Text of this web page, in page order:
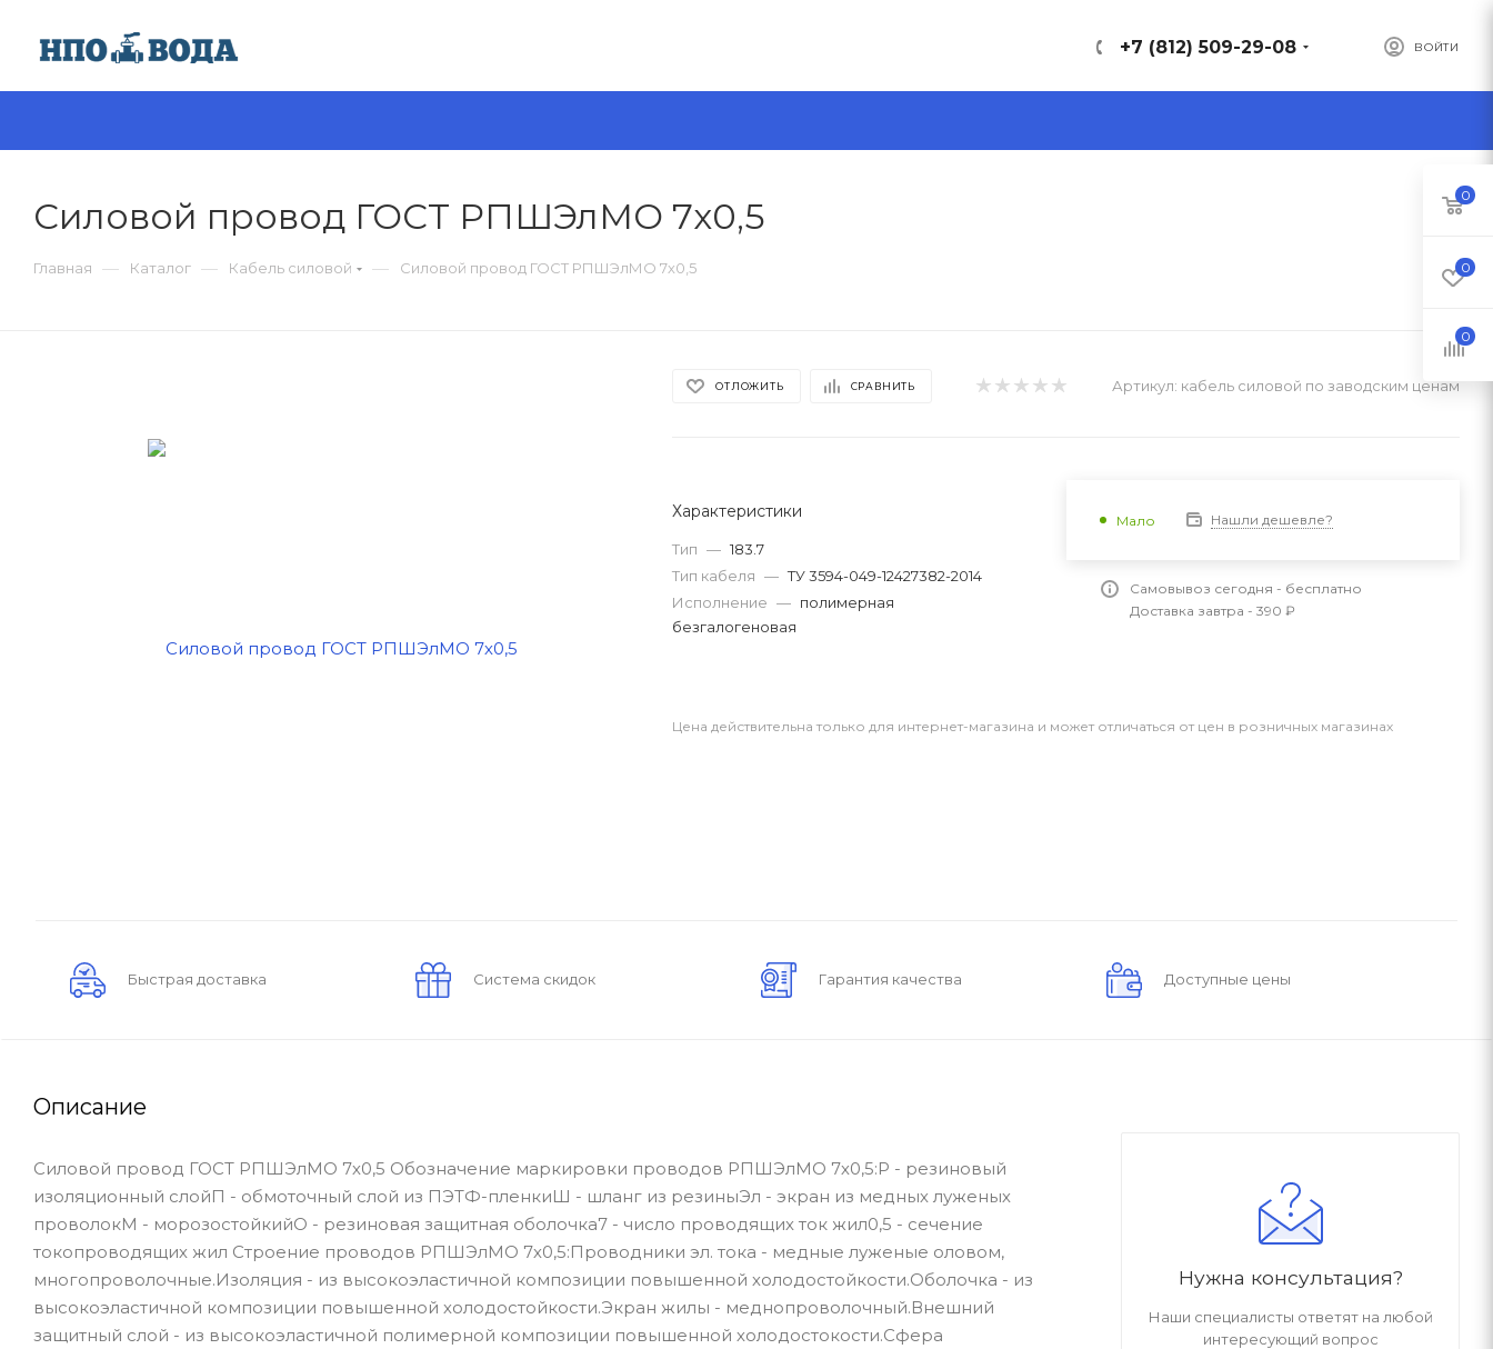
ВОЙТИ
+7 (812) 509-29-08
Силовой провод ГОСТ РПШЭлМО 7х0,5
Главная — Каталог — Кабель силовой — Силовой провод ГОСТ РПШЭлМО 7х0,5
ОТЛОЖИТЬ СРАВНИТЬ Артикул: кабель силовой по заводским ценам
Характеристики
Тип — 183.7
Тип кабеля — ТУ 3594-049-12427382-2014
Исполнение — полимерная
безгалогеновая
Мало Нашли дешевле?
Самовывоз сегодня - бесплатно
Доставка завтра - 390 ₽
Цена действительна только для интернет-магазина и может отличаться от цен в розничных магазинах
Быстрая доставка Система скидок Гарантия качества Доступные цены
Описание
Силовой провод ГОСТ РПШЭлМО 7х0,5 Обозначение маркировки проводов РПШЭлМО 7х0,5:Р - резиновый
изоляционный слойП - обмоточный слой из ПЭТФ-пленкиШ - шланг из резиныЭл - экран из медных луженых
проволокМ - морозостойкийО - резиновая защитная оболочка7 - число проводящих ток жил0,5 - сечение
токопроводящих жил Строение проводов РПШЭлМО 7х0,5:Проводники эл. тока - медные луженые оловом,
многопроволочные.Изоляция - из высокоэластичной композиции повышенной холодостойкости.Оболочка - из
высокоэластичной композиции повышенной холодостойкости.Экран жилы - меднопроволочный.Внешний
защитный слой - из высокоэластичной полимерной композиции повышенной холодостокости.Сфера
Нужна консультация?
Наши специалисты ответят на любой
интересующий вопрос
0
0
0